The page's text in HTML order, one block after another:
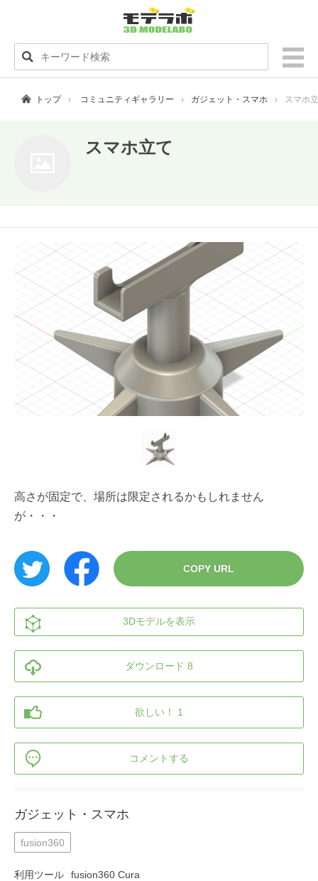
トップ コミュニティギャラリー ガジェット・スマホ スマホ
スマホ立て
高さが固定で、場所は限定されるかもしれません
が・・・
COPY URL
3Dモデルを表示
ダウンロード 8
欲しい！ 1
コメントする
ガジェット・スマホ
fusion360
利用ツール fusion360 Cura